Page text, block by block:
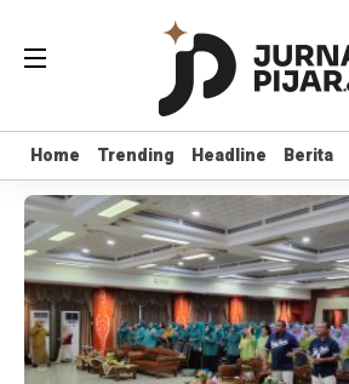
Home Trending Headline Berita
Home Trending Headline Berita